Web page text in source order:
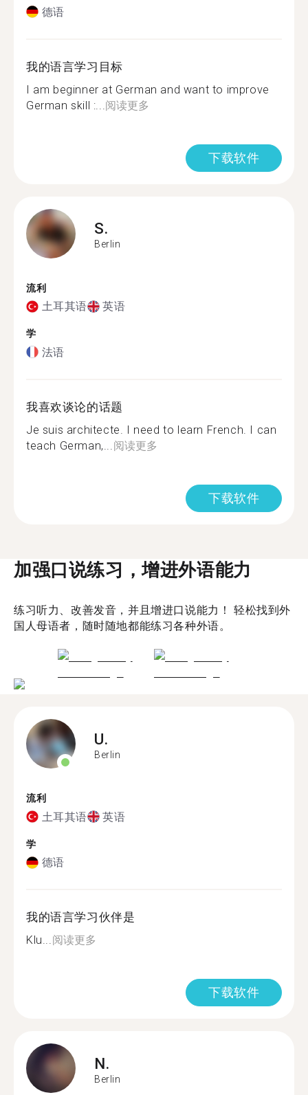
德语
我的语言学习目标
I am beginner at German and want to improve
German skill :... 阅读更多
下载软件
S.
Berlin
流利
土耳其语 英语
学
法语
我喜欢谈论的话题
Je suis architecte. I need to learn French. I can
teach German,... 阅读更多
下载软件
加强口说练习，增进外语能力
练习听力、改善发音，并且增进口说能力！ 轻松找到外
国人母语者，随时随地都能练习各种外语。
U.
Berlin
流利
土耳其语 英语
学
德语
我的语言学习伙伴是
Klu...阅读更多
下载软件
N.
Berlin